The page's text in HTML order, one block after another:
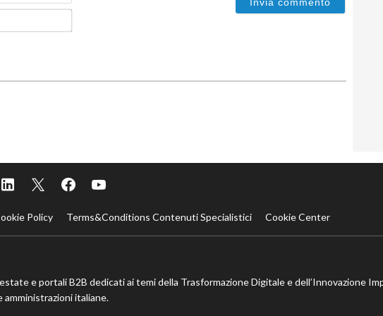
Email*
Policy Terms&Conditions Contenuti Specialistici Cookie Center
e portali B2B dedicati ai temi della Trasformazione Digitale e dell’Innovazione
italiane.